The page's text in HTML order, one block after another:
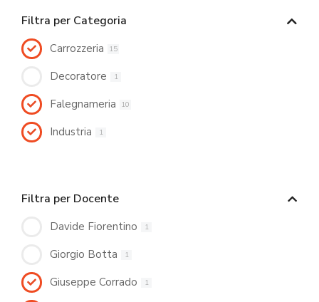
Filtra per Categoria
Carrozzeria 15
Decoratore 1
Falegnameria 10
Industria 1
Filtra per Docente
Davide Fiorentino 1
Giorgio Botta 1
Giuseppe Corrado 1